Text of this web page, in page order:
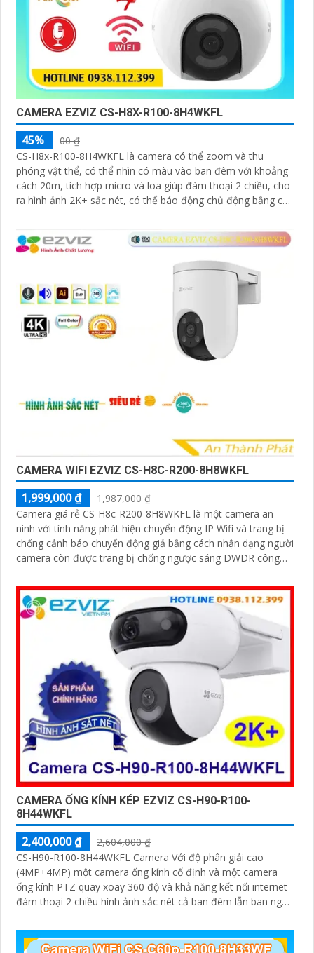
CAMERA EZVIZ CS-H8X-R100-8H4WKFL
45%
00 ₫
CS-H8x-R100-8H4WKFL là camera có thể zoom và thu
phóng vật thể, có thể nhìn có màu vào ban đêm với khoảng
cách 20m, tích hợp micro và loa giúp đàm thoại 2 chiều, cho
ra hình ảnh 2K+ sắc nét, có thể báo động chủ động bằng còi
CAMERA WIFI EZVIZ CS-H8C-R200-8H8WKFL
1,999,000 ₫
1,987,000 ₫
Camera giá rẻ CS-H8c-R200-8H8WKFL là một camera an
ninh với tính năng phát hiện chuyển động IP Wifi và trang bị
chống cảnh báo chuyển động giả bằng cách nhận dạng người
camera còn được trang bị chống ngược sáng DWDR công
nhỏ gọn xoay 360 độ và có khe cắm thẻ nhớ Micro SD
512GB với khả năng thu âm và phát âm thanh to rõ
CAMERA ỐNG KÍNH KÉP EZVIZ CS-H90-R100-
8H44WKFL
2,400,000 ₫
2,604,000 ₫
CS-H90-R100-8H44WKFL Camera Với độ phân giải cao
(4MP+4MP) một camera ống kính cố định và một camera
ống kính PTZ quay xoay 360 độ và khả năng kết nối internet
đàm thoại 2 chiều hình ảnh sắc nét cả ban đêm lẫn ban ngày
Camera an ninh không dây CS-H90-R100-8H44WKFL mang
đến sự an toàn và tiện lợi.